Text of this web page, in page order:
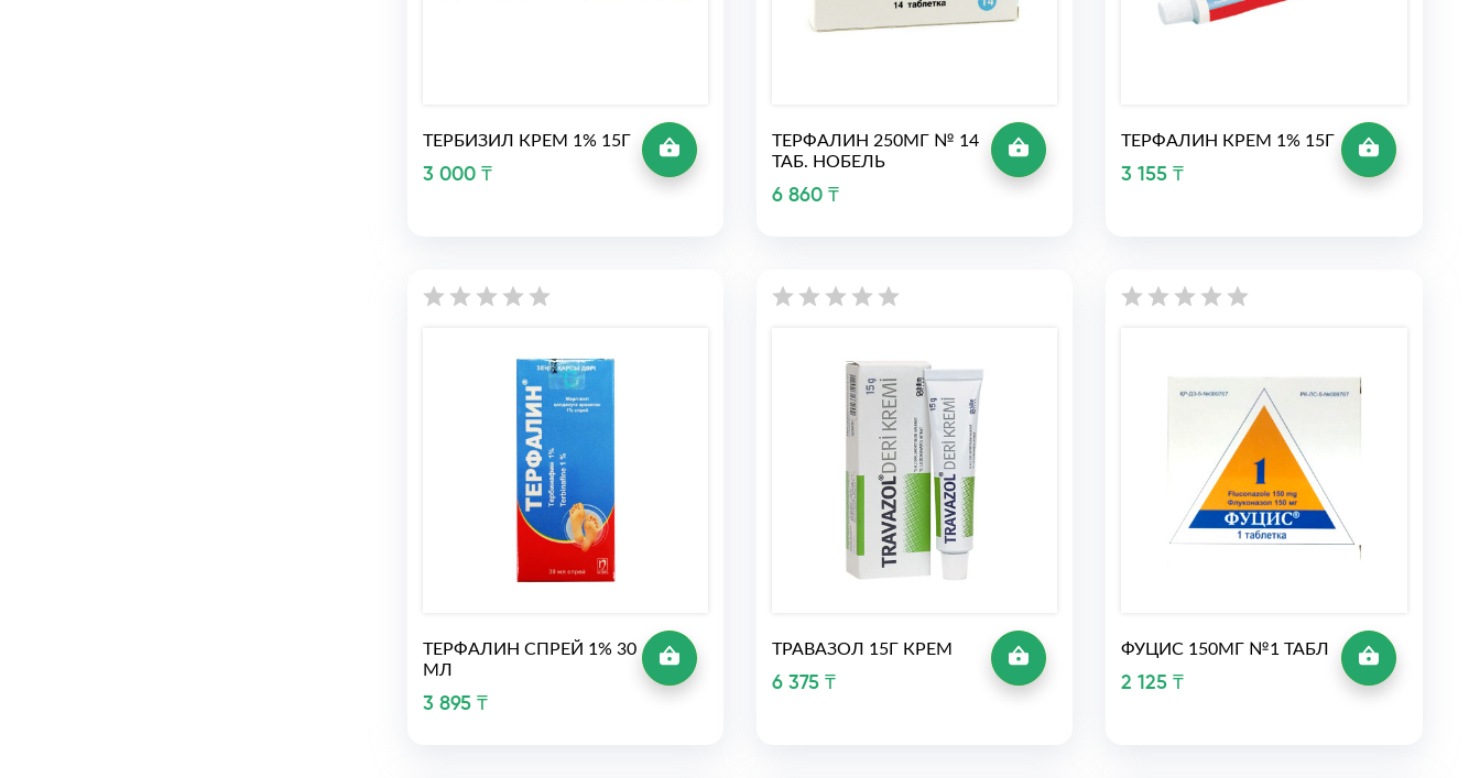
ТЕРБИЗИЛ КРЕМ 1% 15Г
3 000 ₸
ТЕРФАЛИН 250МГ № 14
ТАБ. НОБЕЛЬ
6 860 ₸
ТЕРФАЛИН КРЕМ 1% 15Г
3 155 ₸
ТЕРФАЛИН СПРЕЙ 1% 30
МЛ
3 895 ₸
ТРАВАЗОЛ 15Г КРЕМ
6 375 ₸
ФУЦИС 150МГ №1 ТАБЛ
2 125 ₸